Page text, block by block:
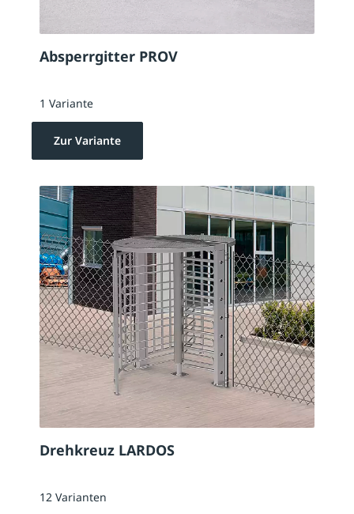
Absperrgitter PROV
1 Variante
Zur Variante
Drehkreuz LARDOS
12 Varianten